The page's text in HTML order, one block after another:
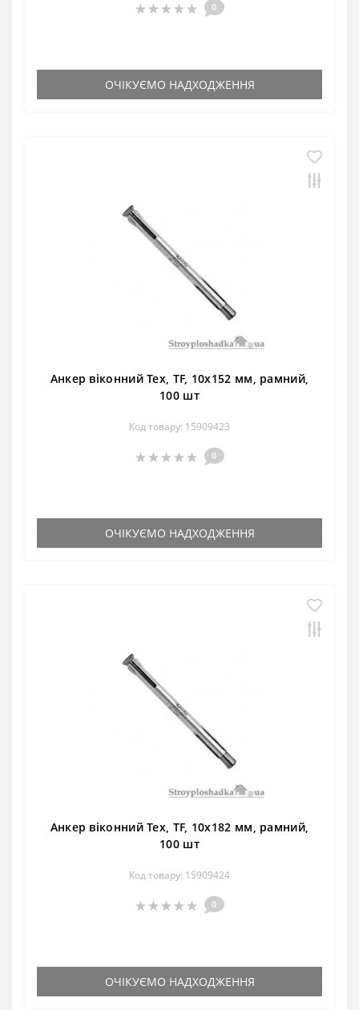
0
ОЧІКУЄМО НАДХОДЖЕННЯ
Анкер віконний Тех, TF, 10х152 мм, рамний,
100 шт
Код товару: 15909423
0
ОЧІКУЄМО НАДХОДЖЕННЯ
Анкер віконний Тех, TF, 10х182 мм, рамний,
100 шт
Код товару: 15909424
0
ОЧІКУЄМО НАДХОДЖЕННЯ